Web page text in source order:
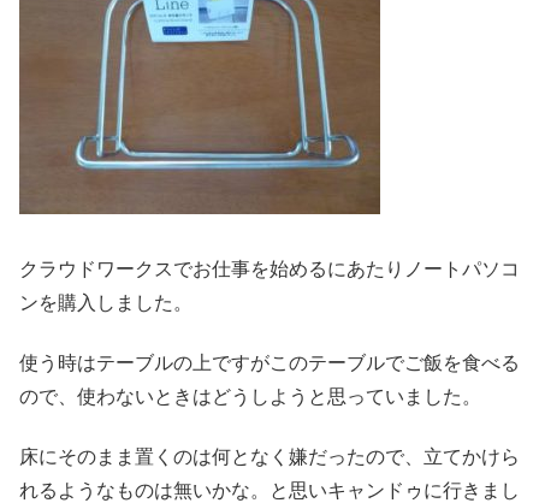
クラウドワークスでお仕事を始めるにあたりノートパソコ
ンを購入しました。
使う時はテーブルの上ですがこのテーブルでご飯を食べる
ので、使わないときはどうしようと思っていました。
床にそのまま置くのは何となく嫌だったので、立てかけら
れるようなものは無いかな。と思いキャンドゥに行きまし